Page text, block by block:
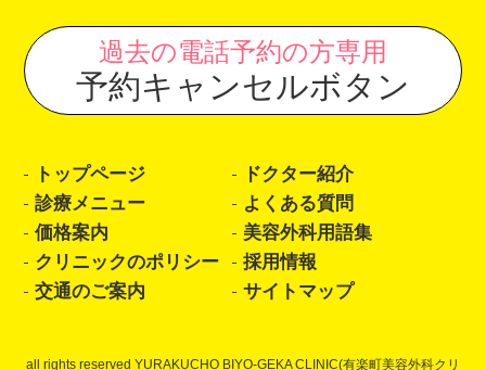
過去の電話予約の方専用
予約キャンセルボタン
トップページ
ドクター紹介
診療メニュー
よくある質問
価格案内
美容外科用語集
クリニックのポリシー
採用情報
交通のご案内
サイトマップ
all rights reserved YURAKUCHO BIYO-GEKA CLINIC(有楽町美容外科クリ